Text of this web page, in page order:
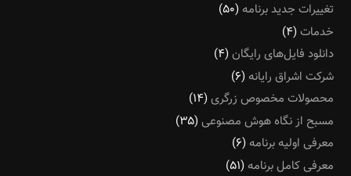
تغییرات جدید برنامه (۵۰)
خدمات(۴)
دانلود فایل‌های رایگان(۴)
شرکت اشراق رایانه (۶)
محصولات مخصوص زرگری(۱۴)
مسبح از نگاه هوش مصنوعی(۳۵)
معرفی اولیه برنامه (۶)
معرفی کامل برنامه (۵۱)